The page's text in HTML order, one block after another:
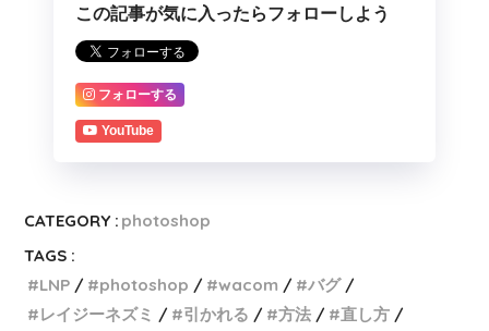
この記事が気に入ったらフォローしよう
フォローする
YouTube
CATEGORY : photoshop
TAGS :
LNP
photoshop wacom
バグ
レイジーネズミ
引かれる 方法
直し方